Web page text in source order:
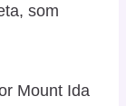
som
Mount Ida